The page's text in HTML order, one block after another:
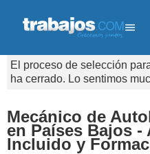
El proceso de selección
ha cerrado. Lo sentimos
Mecánico de
en Países Bajos -
Incluido y